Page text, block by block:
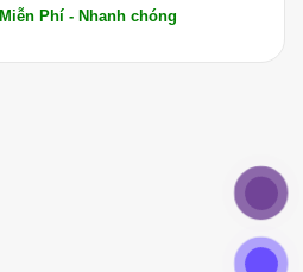
Miễn Phí - Nhanh chóng